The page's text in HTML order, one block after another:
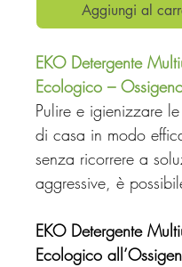
Aggiungi al
EKO Detergente
Ecologico –
Pulire e igienizzare
di casa in modo
senza ricorrere a
aggressive, è
EKO Detergente
Ecologico